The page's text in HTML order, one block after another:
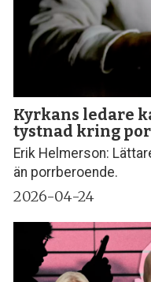
Kyrkans ledare
tystnad kring
Erik Helmerson:
än porrberoende.
2026-04-24